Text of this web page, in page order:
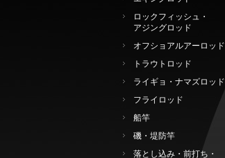
ロックフィッシュ・
アジングロッド
オフショアルアーロッド
トラウトロッド
ライギョ・ナマズロッド
フライロッド
船竿
磯・堤防竿
落とし込み・前打ち・